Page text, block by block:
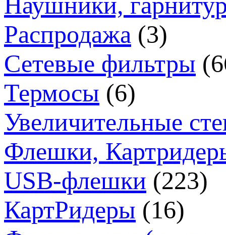
Распродажа (3)
Сетевые фильтры
Термосы (6)
Увеличительные
Флешки,
USB-флешки (223)
КартРидеры (16)